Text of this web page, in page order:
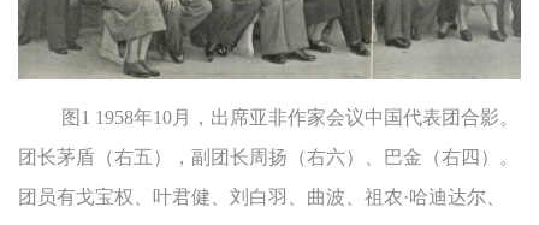
图1 1958年10月，出席亚非作家会议中国代表团合影。
团长茅盾（右五），副团长周扬（右六）、巴金（右四）。
团员有戈宝权、叶君健、刘白羽、曲波、祖农·哈迪达尔、